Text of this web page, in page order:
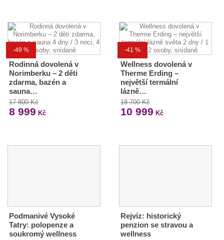
-49 %
Rodinná dovolená v
Norimberku – 2 děti
zdarma, bazén a
sauna…
17 800 Kč
8 999 Kč
-41 %
Wellness dovolená v
Therme Erding –
největší termální
lázně…
18 700 Kč
10 999 Kč
Podmanivé Vysoké
Tatry: polopenze a
soukromý wellness
Rejvíz: historický
penzion se stravou a
wellness